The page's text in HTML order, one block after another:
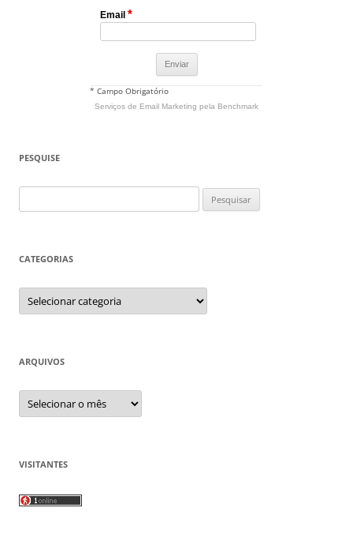
Email *
* Campo Obrigatório
Serviços de Email Marketing pela Benchmark
PESQUISE
por:
CATEGORIAS
Categorias
ARQUIVOS
Arquivos
VISITANTES